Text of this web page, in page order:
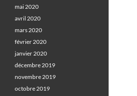
mai 2020
avril 2020
mars 2020
février 2020
janvier 2020
décembre 2019
novembre 2019
octobre 2019